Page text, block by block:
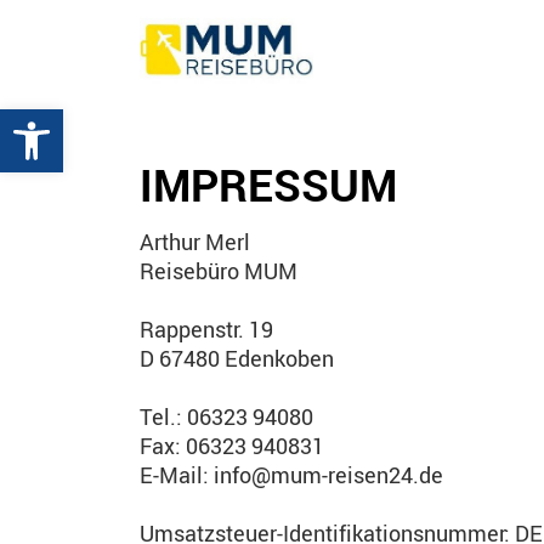
Werkzeugleiste öffnen
IMPRESSUM
Arthur Merl
Reisebüro MUM
Rappenstr. 19
D 67480 Edenkoben
Tel.: 06323 94080
Fax: 06323 940831
E-Mail: info@mum-reisen24.de
Umsatzsteuer-Identifikationsnummer: